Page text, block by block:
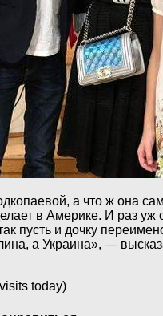
а что ж она
в Америке. И раз уж
пусть и дочку
а Украина», —
today)